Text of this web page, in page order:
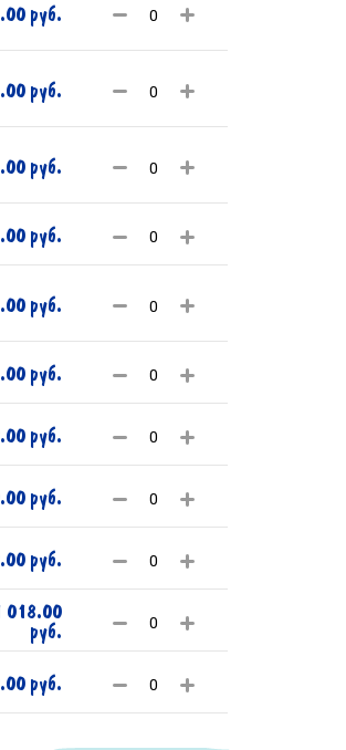
руб.
руб.
руб.
руб.
руб.
руб.
руб.
руб.
руб.
018.00
руб.
руб.